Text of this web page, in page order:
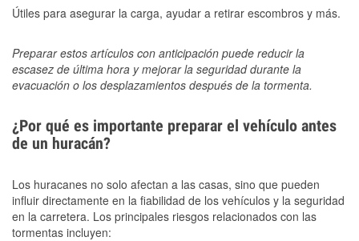
Útiles para asegurar la carga, ayudar a retirar escombros y más.
Preparar estos artículos con anticipación puede reducir la
escasez de última hora y mejorar la seguridad durante la
evacuación o los desplazamientos después de la tormenta.
¿Por qué es importante preparar el vehículo antes
de un huracán?
Los huracanes no solo afectan a las casas, sino que pueden
influir directamente en la fiabilidad de los vehículos y la seguridad
en la carretera. Los principales riesgos relacionados con las
tormentas incluyen: